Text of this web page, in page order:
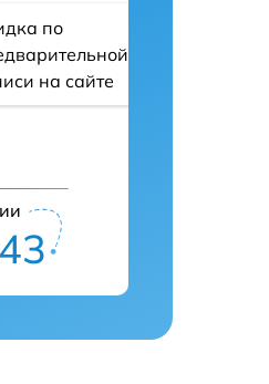
по
на сайте